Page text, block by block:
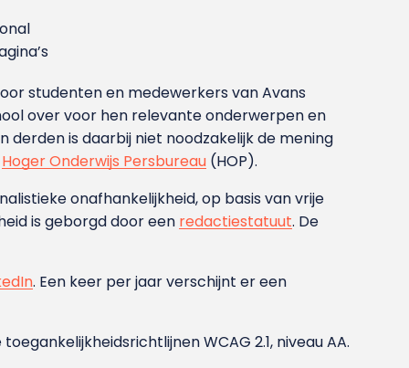
studenten en medewerkers van Avans
over voor hen relevante onderwerpen en
is daarbij niet noodzakelijk de mening
Hoger Onderwijs Persbureau (HOP).
onafhankelijkheid, op basis van vrije
is geborgd door een redactiestatuut. De
. Een keer per jaar verschijnt er een
WCAG 2.1, niveau AA.